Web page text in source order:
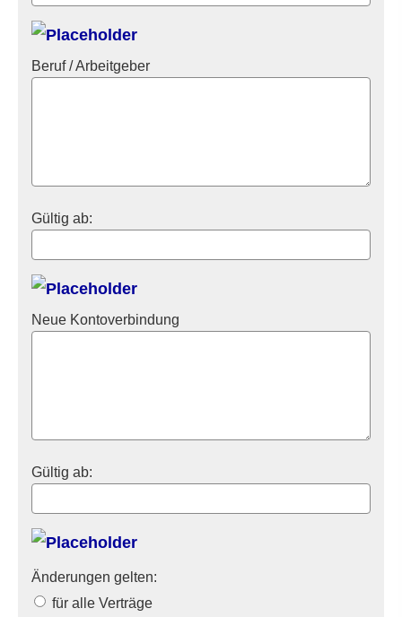
Beruf / Arbeitgeber
Gültig ab:
Neue Kontoverbindung
Gültig ab:
Änderungen gelten:
für alle Verträge